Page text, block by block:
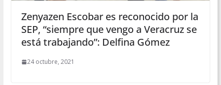
Zenyazen Escobar es reconocido por la
SEP, “siempre que vengo a Veracruz se
está trabajando”: Delfina Gómez
24 octubre, 2021